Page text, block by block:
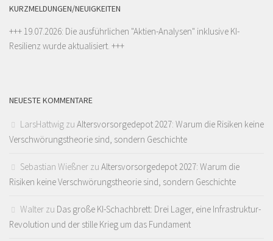
KURZMELDUNGEN/NEUIGKEITEN
+++ 19.07.2026: Die ausführlichen "Aktien-Analysen" inklusive KI-
Resilienz wurde aktualisiert. +++
NEUESTE KOMMENTARE
LarsHattwig zu Altersvorsorgedepot 2027: Warum die Risiken keine
Verschwörungstheorie sind, sondern Geschichte
Sebastian Wießner zu Altersvorsorgedepot 2027: Warum die
Risiken keine Verschwörungstheorie sind, sondern Geschichte
Walter zu Das große KI-Schachbrett: Drei Lager, eine Infrastruktur-
Revolution und der stille Krieg um das Fundament